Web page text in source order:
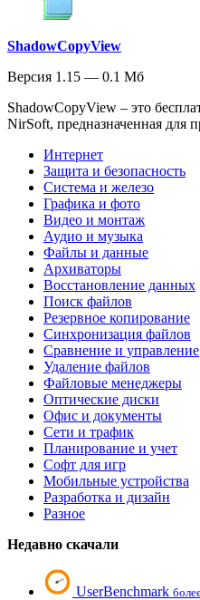
ShadowCopyView
Версия 1.15 — 0.1 Мб
ShadowCopyView – это
NirSoft, предназначенная для
Интернет
Защита и безопасность
Система и железо
Графика и фото
Видео и монтаж
Аудио и музыка
Файлы и данные
Архиваторы
Восстановление данных
Поиск файлов
Резервное копирование
Синхронизация файлов
Сравнение и управление
Удаление файлов
Файловые менеджеры
Оптические диски
Офис и документы
Сети и трафик
Планирование и учет
Софт для игр
Мобильные устройства
Разработка и дизайн
Разное
Недавно скачали
UserBenchmark